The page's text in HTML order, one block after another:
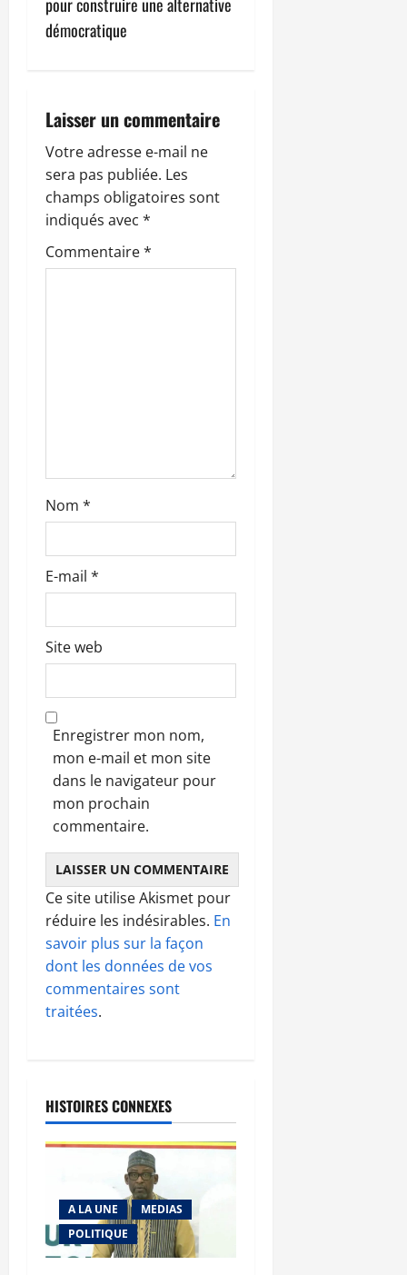
t
i
n
d
’
a
r
e
démocratique
Laisser un commentaire
Votre adresse e-mail ne
sera pas publiée. Les
champs obligatoires sont
indiqués avec *
Commentaire*
Nom *
E-mail *
Site web
Enregistrer mon nom,
mon e-mail et mon site
dans le navigateur pour
mon prochain
commentaire.
Ce site utilise Akismet pour
réduire les indésirables. En
savoir plus sur la façon
dont les données de vos
commentaires sont
traitées.
HISTOIRES CONNEXES
A LA UNE
MEDIAS
POLITIQUE